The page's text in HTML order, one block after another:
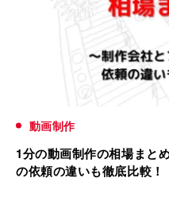
動画制作
1分の動画制作の相場まと
の依頼の違いも徹底比較！